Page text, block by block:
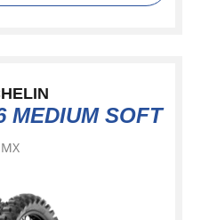
MEDIUM SOFT
MX